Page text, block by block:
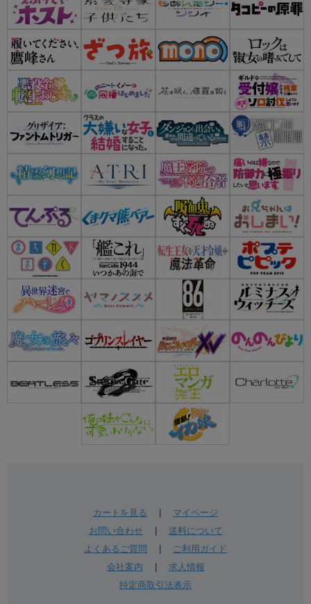
カートを見る
マイページ
お問い合わせ| 送料について
よくあるご質問
ご利用ガイド
会社案内
求人情報
特定商取引法表示